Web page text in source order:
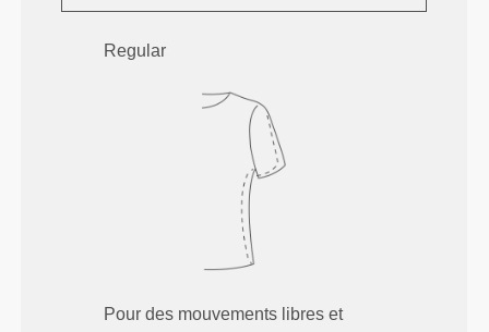
Regular
Pour des mouvements libres et